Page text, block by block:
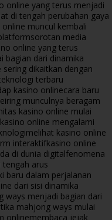
online yang terus menjadi
di tengah perubahan gaya
muncul kembali
sorotan media
online yang terus
bagian dari dinamika
dikaitkan dengan
terbaru
kasino onlinecara baru
munculnya beragam
kasino online mulai
online mengalami
melihat kasino online
interaktifkasino online
di dunia digitalfenomena
arus
baru dalam perjalanan
dari sisi dinamika
ways menjadi bagian dari
mahjong ways mulai
onlinemembaca jejak